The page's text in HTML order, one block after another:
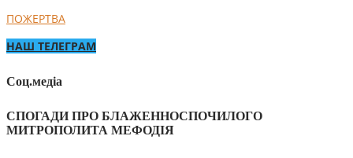
ПОЖЕРТВА
НАШ ТЕЛЕГРАМ
Соц.медіа
СПОГАДИ ПРО БЛАЖЕННОСПОЧИЛОГО
МИТРОПОЛИТА МЕФОДІЯ